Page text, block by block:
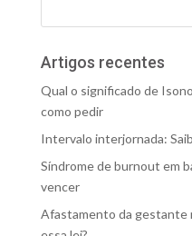
Artigos recentes
Qual o significado de
como pedir
Intervalo interjornada:
Síndrome de burnout em
vencer
Afastamento da gestante